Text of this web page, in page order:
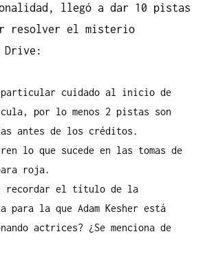
llegó a dar 10 pistas
resolver el misterio
Drive:
particular cuidado al inicio de
por lo menos 2 pistas son
antes de los créditos.
lo que sucede en las tomas de
roja.
recordar el título de la
para la que Adam Kesher está
actrices? ¿Se menciona de